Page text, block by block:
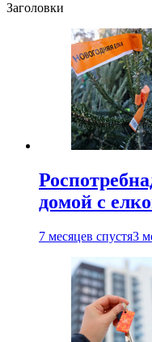
Заголовки
домой с
7 месяцев спустя3